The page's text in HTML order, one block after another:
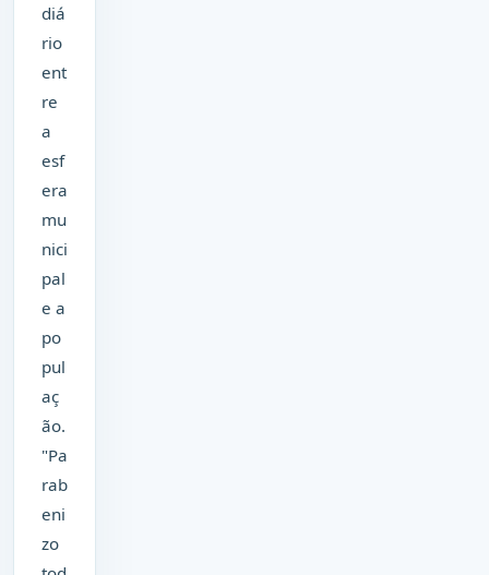
diá
rio
ent
re
a
esf
era
mu
nici
pal
e a
po
pul
aç
ão.
"Pa
rab
eni
zo